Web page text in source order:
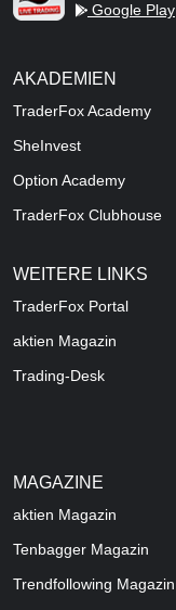
Google Play
AKADEMIEN
TraderFox Academy
SheInvest
Option Academy
TraderFox Clubhouse
WEITERE LINKS
TraderFox Portal
aktien Magazin
Trading-Desk
MAGAZINE
aktien Magazin
Tenbagger Magazin
Trendfollowing Magazin